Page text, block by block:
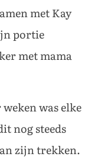
met Kay
portie
met mama
was elke
nog steeds
zijn trekken.